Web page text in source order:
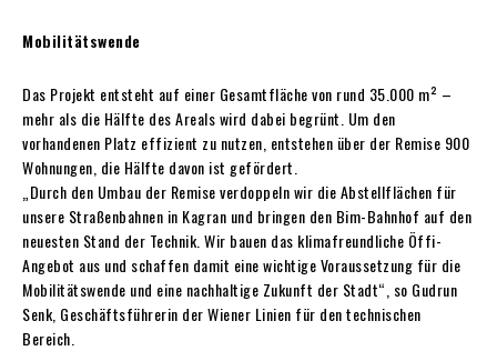
Mobilitätswende
Das Projekt entsteht auf einer Gesamtfläche von rund 35.000 m² –
mehr als die Hälfte des Areals wird dabei begrünt. Um den
vorhandenen Platz effizient zu nutzen, entstehen über der Remise 900
Wohnungen, die Hälfte davon ist gefördert.
„Durch den Umbau der Remise verdoppeln wir die Abstellflächen für
unsere Straßenbahnen in Kagran und bringen den Bim-Bahnhof auf den
neuesten Stand der Technik. Wir bauen das klimafreundliche Öffi-
Angebot aus und schaffen damit eine wichtige Voraussetzung für die
Mobilitätswende und eine nachhaltige Zukunft der Stadt“, so Gudrun
Senk, Geschäftsführerin der Wiener Linien für den technischen
Bereich.